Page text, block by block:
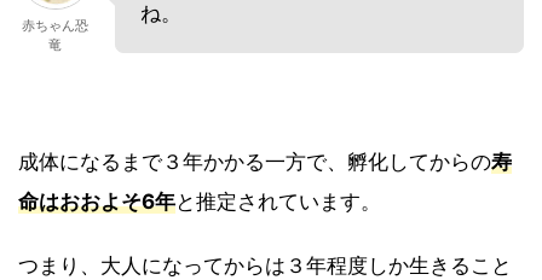
赤ちゃん恐
竜
ね。
成体になるまで３年かかる一方で、孵化してからの寿
命はおおよそ6年と推定されています。
つまり、大人になってからは３年程度しか生きること